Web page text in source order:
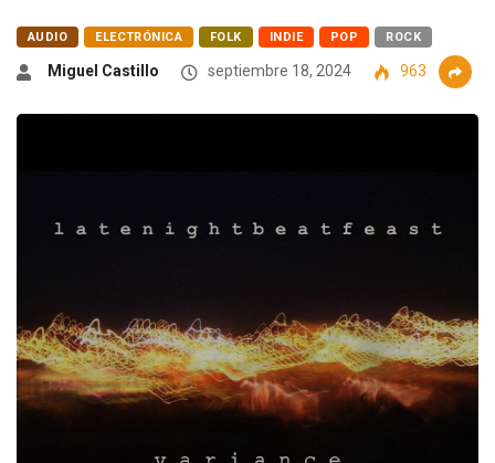
AUDIO ELECTRÓNICA FOLK INDIE POP ROCK
Miguel Castillo septiembre 18, 2024 963